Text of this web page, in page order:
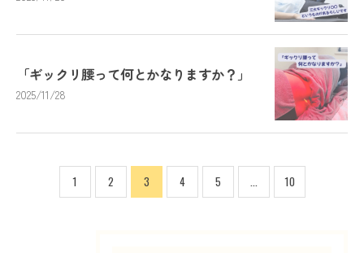
「ギックリ腰って何とかなりますか？」
2025/11/28
1 2 3 4 5 ... 10